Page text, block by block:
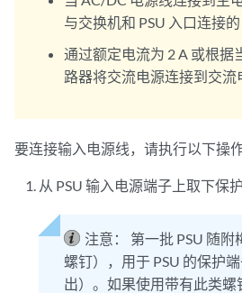
与交换机和 PSU 入口连接的
通过额定电流为 2 A 或根据
路器将交流电源连接到交流
要连接输入电源线，请执行以下操作
从 PSU 输入电源端子上取下保
注意：
第一批 PSU 随
螺钉），用于 PSU 的保护
出）。如果使用带有此类螺